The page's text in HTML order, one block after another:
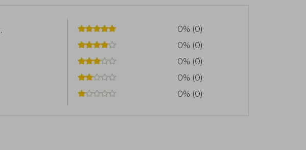
.
0% (0)
0% (0)
0% (0)
0% (0)
0% (0)